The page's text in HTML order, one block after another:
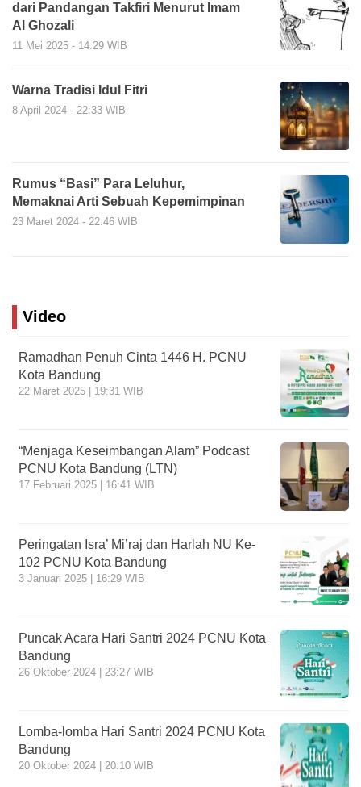
dari Pandangan Takfiri Menurut Imam
Al Ghozali
11 Mei 2025 - 14:29 WIB
Warna Tradisi Idul Fitri
8 April 2024 - 22:33 WIB
Rumus “Basi” Para Leluhur,
Memaknai Arti Sebuah Kepemimpinan
23 Maret 2024 - 22:46 WIB
Video
Ramadhan Penuh Cinta 1446 H. PCNU
Kota Bandung
22 Maret 2025 | 19:31 WIB
“Menjaga Keseimbangan Alam” Podcast
PCNU Kota Bandung (LTN)
17 Februari 2025 | 16:41 WIB
Peringatan Isra’ Mi’raj dan Harlah NU Ke-
102 PCNU Kota Bandung
3 Januari 2025 | 16:29 WIB
Puncak Acara Hari Santri 2024 PCNU Kota
Bandung
26 Oktober 2024 | 23:27 WIB
Lomba-lomba Hari Santri 2024 PCNU Kota
Bandung
20 Oktober 2024 | 20:10 WIB